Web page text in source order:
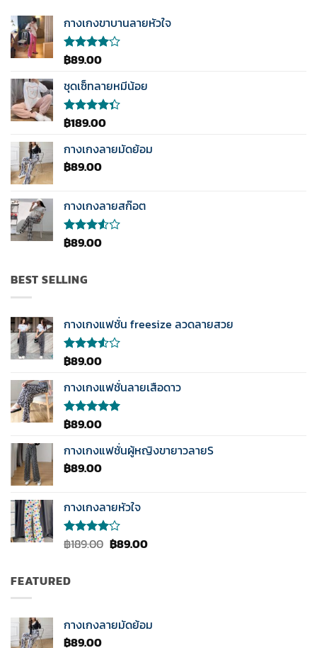
กางเกงขาบานลายหัวใจ
ให้
4.00
ตั้งแต่ 1-
5
คะแนน
฿89.00
ชุดเซ็ทลายหมีน้อย
ให้
4.33
ตั้งแต่ 1-5
คะแนน
฿189.00
กางเกงลายมัดย้อม
฿89.00
กางเกงลายสก๊อต
ให้
ตั้งแต่
1-5
฿89.00
BEST SELLING
กางเกงแฟชั่น freesize ลวดลายสวย
ให้
ตั้งแต่
1-5
฿89.00
กางเกงแฟชั่นลายเสือดาว
ให้คะแนน
คะแนน
฿89.00
กางเกงแฟชั่นผู้หญิงขายาวลายS
฿89.00
กางเกงลายหัวใจ
ให้
ตั้งแต่ 1-
5
฿189.00 Original
฿89.00Current
FEATURED
กางเกงลายมัดย้อม
฿89.00